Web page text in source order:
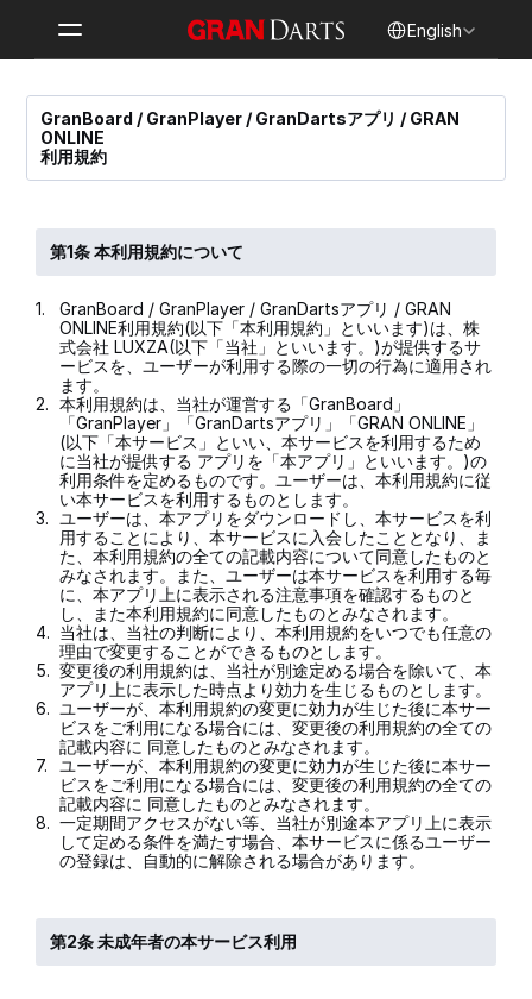
English
GranBoard / GranPlayer / GranDartsアプリ / GRAN
ONLINE
利用規約
第1条 本利用規約について
1.
GranBoard / GranPlayer / GranDartsアプリ / GRAN
ONLINE利用規約(以下「本利用規約」といいます)は、株
式会社 LUXZA(以下「当社」といいます。)が提供するサ
ービスを、ユーザーが利用する際の一切の行為に適用され
ます。
2.
本利用規約は、当社が運営する「GranBoard」
「GranPlayer」「GranDartsアプリ」「GRAN ONLINE」
(以下「本サービス」といい、本サービスを利用するため
に当社が提供する アプリを「本アプリ」といいます。)の
利用条件を定めるものです。ユーザーは、本利用規約に従
い本サービスを利用するものとします。
3.
ユーザーは、本アプリをダウンロードし、本サービスを利
用することにより、本サービスに入会したこととなり、ま
た、本利用規約の全ての記載内容について同意したものと
みなされます。また、ユーザーは本サービスを利用する毎
に、本アプリ上に表示される注意事項を確認するものと
し、また本利用規約に同意したものとみなされます。
4. 当社は、当社の判断により、本利用規約をいつでも任意の
理由で変更することができるものとします。
5. 変更後の利用規約は、当社が別途定める場合を除いて、本
アプリ上に表示した時点より効力を生じるものとします。
6. ユーザーが、本利用規約の変更に効力が生じた後に本サー
ビスをご利用になる場合には、変更後の利用規約の全ての
記載内容に 同意したものとみなされます。
7.
ユーザーが、本利用規約の変更に効力が生じた後に本サー
ビスをご利用になる場合には、変更後の利用規約の全ての
記載内容に 同意したものとみなされます。
8. 一定期間アクセスがない等、当社が別途本アプリ上に表示
して定める条件を満たす場合、本サービスに係るユーザー
の登録は、自動的に解除される場合があります。
第2条 未成年者の本サービス利用